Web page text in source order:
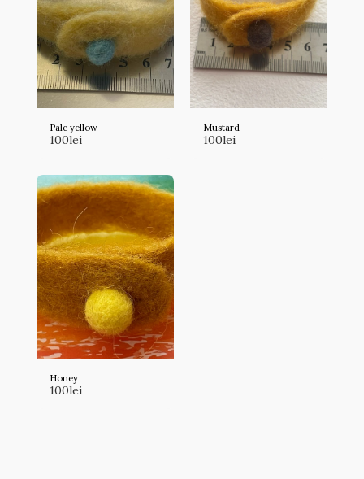
Pale yellow
100lei
Mustard
100lei
Honey
100lei